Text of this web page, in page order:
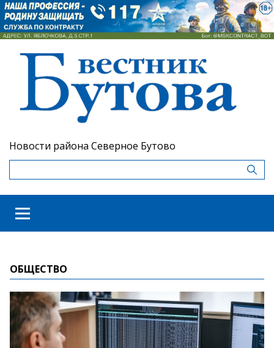
Новости района Северное Бутово
ОБЩЕСТВО